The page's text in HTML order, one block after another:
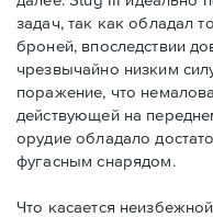
задач, так как обладал
броней, впоследствии
чрезвычайно низким
поражение, что
действующей на
орудие обладало
фугасным снарядом.
Что касается